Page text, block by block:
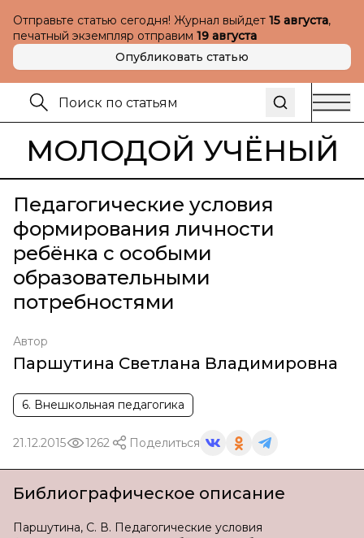
Отправьте статью сегодня! Журнал выйдет 15 августа,
печатный экземпляр отправим 19 августа
Опубликовать статью
МОЛОДОЙ УЧЁНЫЙ
Педагогические условия
формирования личности
ребёнка с особыми
образовательными
потребностями
Автор
Паршутина Светлана Владимировна
6. Внешкольная педагогика
21.12.2015 1262 Поделиться
Библиографическое описание
Паршутина, С. В. Педагогические условия